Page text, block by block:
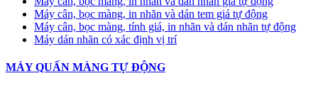
Máy cân, bọc màng, in nhãn và dán tem giá tự động
Máy cân, bọc màng, tính giá, in nhãn và dán nhãn tự động
Máy dán nhãn có xác định vị trí
MÁY QUẤN MÀNG TỰ ĐỘNG